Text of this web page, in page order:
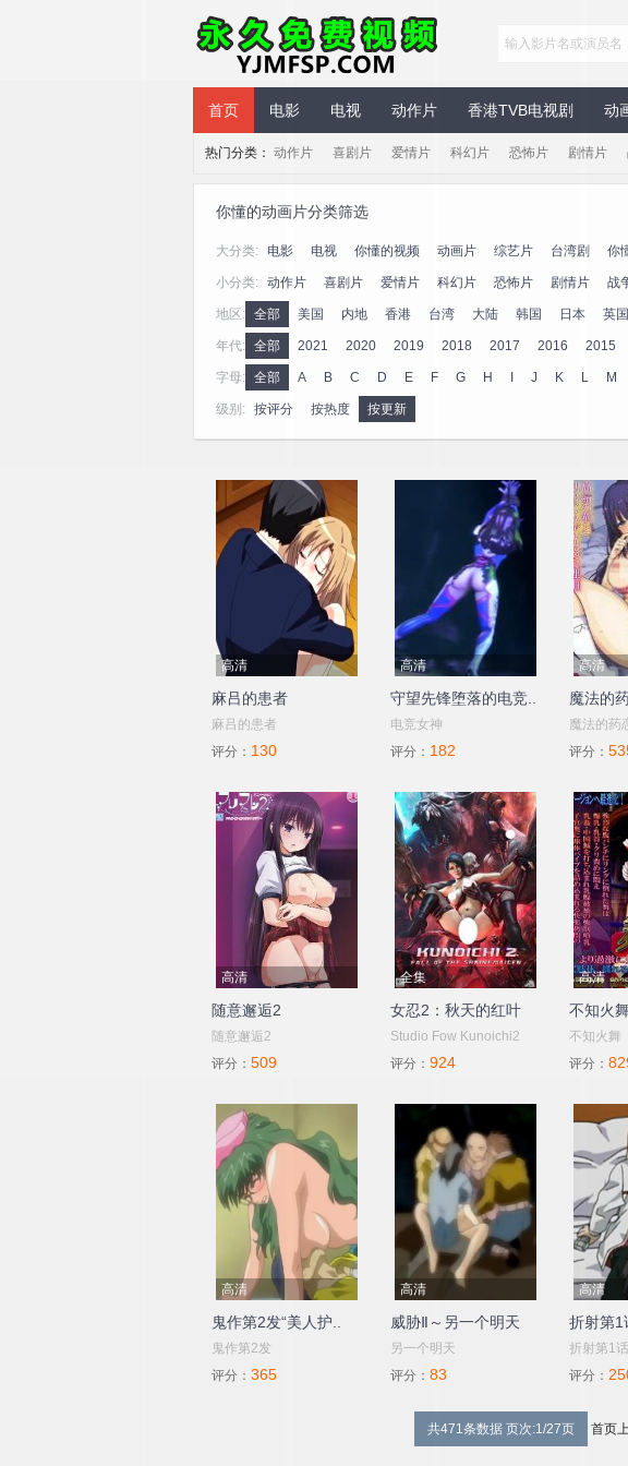
永久免费视频
首页 电影 电视 动作片 香港TVB电视剧 动
热门分类： 动作片 喜剧片 爱情片 科幻片 恐怖片 剧情片
你懂的动画片分类筛选
大分类: 电影 电视 你懂的视频 动画片 综艺片 台湾剧 你
小分类: 动作片 喜剧片 爱情片 科幻片 恐怖片 剧情片 战
地区: 全部 美国 内地 香港 台湾 大陆 韩国 日本 英国
年代: 全部 2021 2020 2019 2018 2017 2016 2015
字母: 全部 A B C D E F G H J K L M
级别: 按评分 按热度 按更新
高清
麻吕的患者
麻吕的患者
评分： 130
高清
守望先锋堕落的电竞..
电竞女神
评分： 182
高清
魔法的
魔法的药
评分：
高清
随意邂逅2
随意邂逅2
评分： 509
全集
女忍2：秋天的红叶
Studio Fow Kunoichi2
评分： 924
高清
不知火
不知火舞
评分：
高清
鬼作第2发“美人护..
鬼作第2发
评分： 365
高清
威胁Ⅱ～另一个明天
另一个明天
评分： 83
高清
折射第1
折射第1话
评分：
共471条数据 页次:1/27页 首页